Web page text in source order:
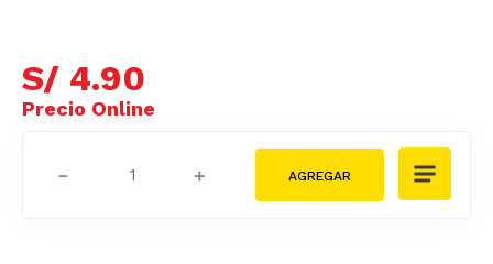
S/ 4.90
＋
－